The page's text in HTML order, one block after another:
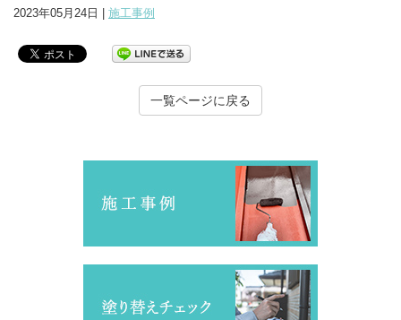
2023年05月24日 | 施工事例
一覧ページに戻る